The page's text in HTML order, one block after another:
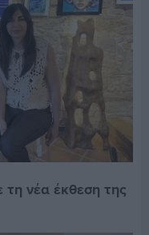
νέα έκθεση της